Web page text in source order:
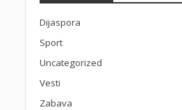
Dijaspora
Sport
Uncategorized
Vesti
Zabava